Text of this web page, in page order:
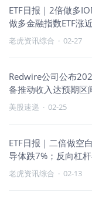
ETF日报｜2倍做多
做多金融指数ETF涨
老虎资讯综合 · 02-27
Redwire公司公布
备推动收入达预期区
美股速递 · 02-25
ETF日报｜二倍做空
导体跌7%；反向杠
老虎资讯综合 · 02-13